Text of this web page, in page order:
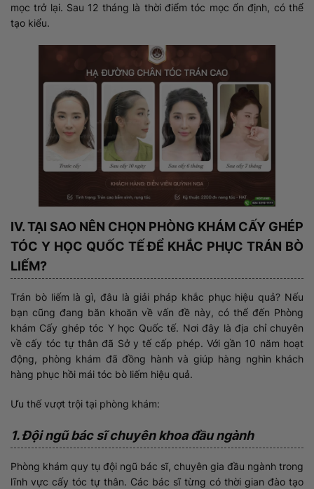
mọc trở lại. Sau 12 tháng là thời điểm tóc mọc ổn định, có thể
tạo kiểu.
IV. TẠI SAO NÊN CHỌN PHÒNG KHÁM CẤY GHÉP
TÓC Y HỌC QUỐC TẾ ĐỂ KHẮC PHỤC TRÁN BÒ
LIẾM?
Trán bò liếm là gì, đâu là giải pháp khắc phục hiệu quả? Nếu
bạn cũng đang băn khoăn về vấn đề này, có thể đến Phòng
khám Cấy ghép tóc Y học Quốc tế. Nơi đây là địa chỉ chuyên
về cấy tóc tự thân đã Sở y tế cấp phép. Với gần 10 năm hoạt
động, phòng khám đã đồng hành và giúp hàng nghìn khách
hàng phục hồi mái tóc bò liếm hiệu quả.
Ưu thế vượt trội tại phòng khám:
1. Đội ngũ bác sĩ chuyên khoa đầu ngành
Phòng khám quy tụ đội ngũ bác sĩ, chuyên gia đầu ngành trong
lĩnh vực cấy tóc tự thân. Các bác sĩ từng có thời gian đào tạo